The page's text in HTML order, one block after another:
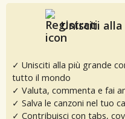
Unisciti alla
✓ Unisciti alla più grande
tutto il mondo
✓ Valuta, commenta e fai
✓ Salva le canzoni nel tuo
✓ Contribuisci con tabs,